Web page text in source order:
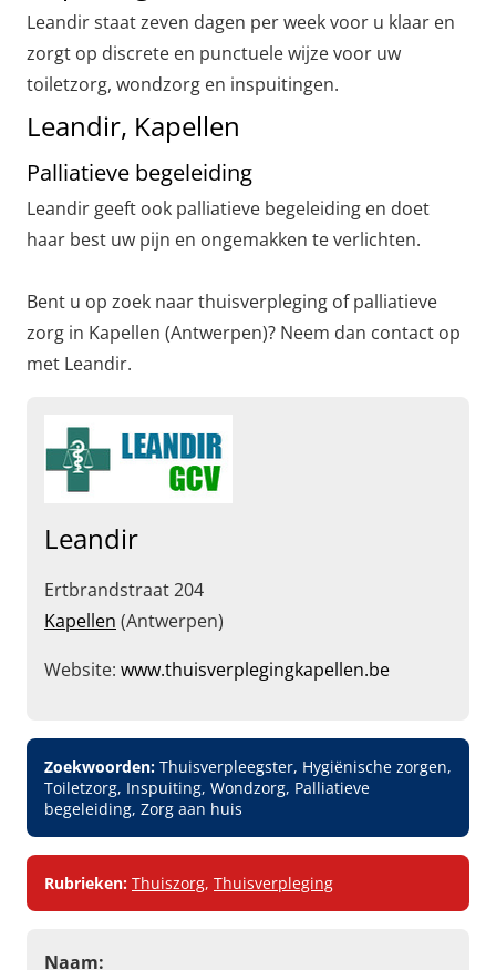
Leandir staat zeven dagen per week voor u klaar en
zorgt op discrete en punctuele wijze voor uw
toiletzorg, wondzorg en inspuitingen.
Leandir, Kapellen
Palliatieve begeleiding
Leandir geeft ook palliatieve begeleiding en doet
haar best uw pijn en ongemakken te verlichten.
Bent u op zoek naar thuisverpleging of palliatieve
zorg in Kapellen (Antwerpen)? Neem dan contact op
met Leandir.
Leandir
Ertbrandstraat 204
Kapellen (Antwerpen)
Website: www.thuisverplegingkapellen.be
Zoekwoorden: Thuisverpleegster, Hygiënische zorgen,
Toiletzorg, Inspuiting, Wondzorg, Palliatieve
begeleiding, Zorg aan huis
Rubrieken: Thuiszorg, Thuisverpleging
Naam: